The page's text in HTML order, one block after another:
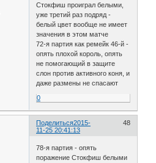
Стокфиш проиграл белыми,
уже третий раз подряд -
белый цвет вообще не имеет
значения в этом матче
72-я партия как ремейк 46-й -
опять плохой король, опять
не помогающий в защите
слон против активного коня, и
даже размены не спасают
0
Поделиться 48
2015-
11-25 20:41:13
78-я партия - опять
поражение Стокфиш белыми